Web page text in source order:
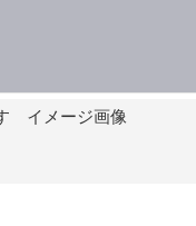
イメージ画像